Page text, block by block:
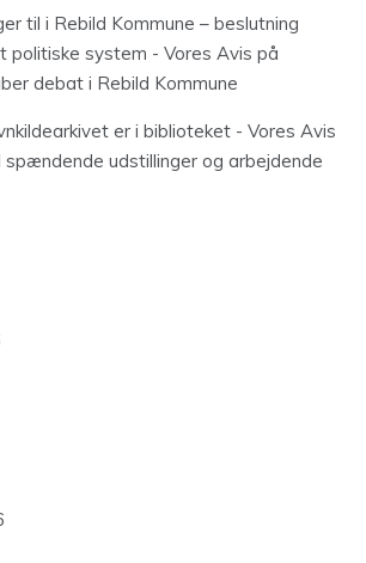
til i Rebild Kommune – beslutning
politiske system - Vores Avis på
debat i Rebild Kommune
er i biblioteket - Vores Avis
spændende udstillinger og arbejdende